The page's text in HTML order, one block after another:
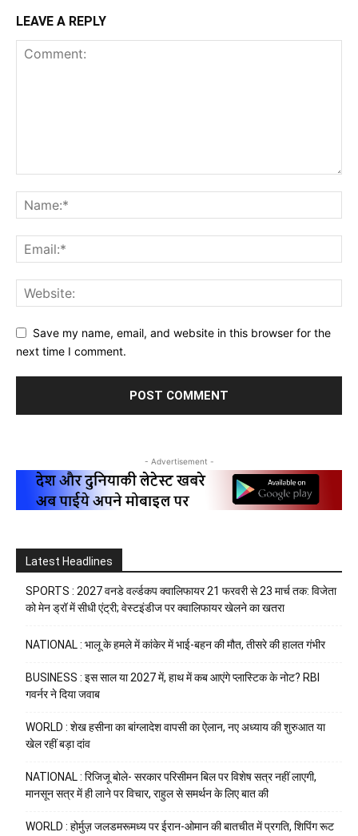
LEAVE A REPLY
Save my name, email, and website in this browser for the
next time I comment.
- Advertisement -
Latest Headlines
SPORTS : 2027 वनडे वर्ल्डकप क्वालिफायर 21 फरवरी से 23 मार्च तक: विजेता
को मेन ड्रॉ में सीधी एंट्री; वेस्टइंडीज पर क्वालिफायर खेलने का खतरा
NATIONAL : भालू के हमले में कांकेर में भाई-बहन की मौत, तीसरे की हालत गंभीर
BUSINESS : इस साल या 2027 में, हाथ में कब आएंगे प्लास्टिक के नोट? RBI
गवर्नर ने दिया जवाब
WORLD : शेख हसीना का बांग्लादेश वापसी का ऐलान, नए अध्याय की शुरुआत या
खेल रहीं बड़ा दांव
NATIONAL : रिजिजू बोले- सरकार परिसीमन बिल पर विशेष सत्र नहीं लाएगी,
मानसून सत्र में ही लाने पर विचार, राहुल से समर्थन के लिए बात की
WORLD : होर्मुज़ जलडमरूमध्य पर ईरान-ओमान की बातचीत में प्रगति, शिपिंग रूट